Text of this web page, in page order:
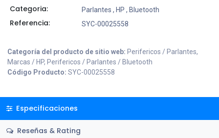
Categoria: Parlantes , HP , Bluetooth
Referencia: SYC-00025558
Categoría del producto de sitio web: Perifericos / Parlantes,
Marcas / HP, Perifericos / Parlantes / Bluetooth
Código Producto: SYC-00025558
Especificaciones
Reseñas & Rating